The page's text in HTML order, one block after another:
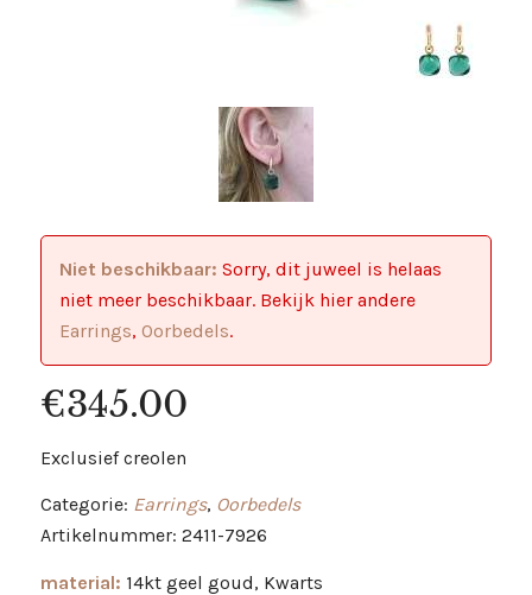
Niet beschikbaar: Sorry, dit juweel is helaas
niet meer beschikbaar. Bekijk hier andere
Earrings, Oorbedels.
€345.00
Exclusief creolen
Categorie: Earrings, Oorbedels
Artikelnummer: 2411-7926
material: 14kt geel goud, Kwarts